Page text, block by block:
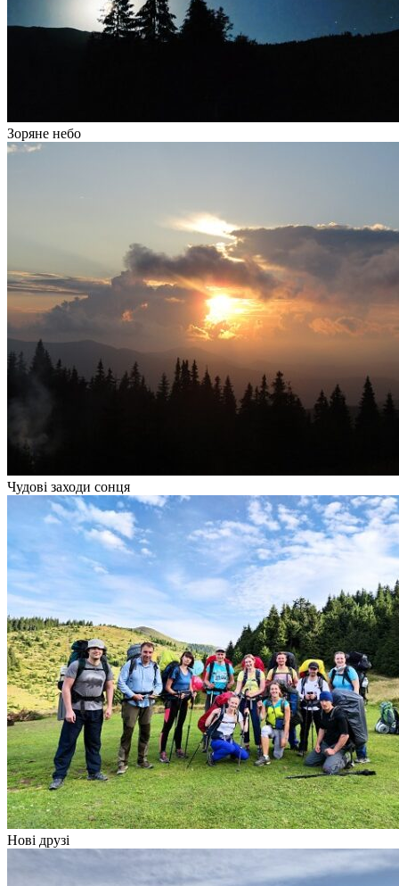
Зоряне небо
Чудові заходи сонця
Нові друзі